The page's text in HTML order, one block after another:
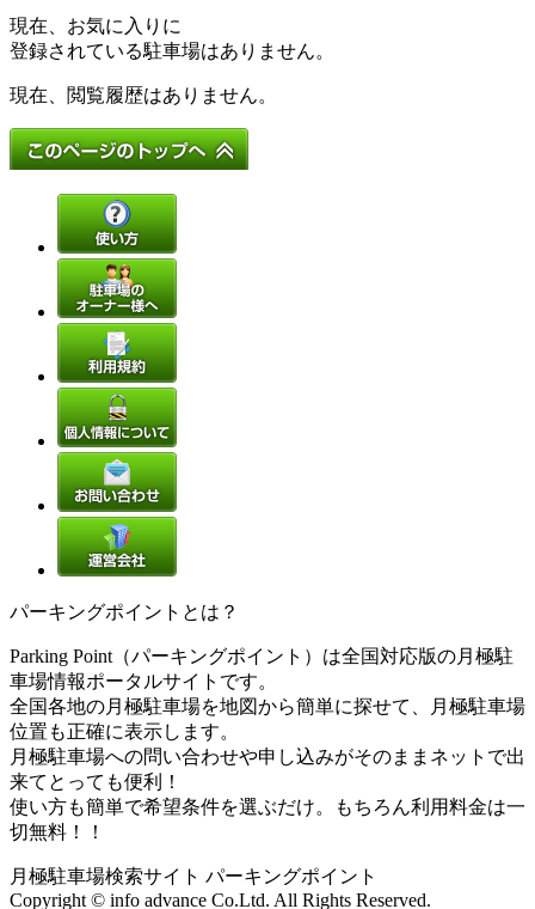
現在、お気に入りに
登録されている駐車場はありません。
現在、閲覧履歴はありません。
パーキングポイントとは？
Parking Point（パーキングポイント）は全国対応版の月極駐
車場情報ポータルサイトです。
全国各地の月極駐車場を地図から簡単に探せて、月極駐車場
位置も正確に表示します。
月極駐車場への問い合わせや申し込みがそのままネットで出
来てとっても便利！
使い方も簡単で希望条件を選ぶだけ。もちろん利用料金は一
切無料！！
月極駐車場検索サイト パーキングポイント
Copyright © info advance Co.Ltd. All Rights Reserved.